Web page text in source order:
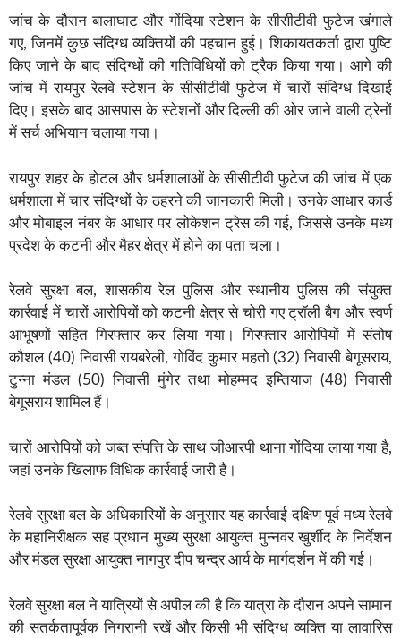
जांच के दौरान बालाघाट और गोंदिया स्टेशन के सीसीटीवी फुटेज खंगाले
गए, जिनमें कुछ संदिग्ध व्यक्तियों की पहचान हुई। शिकायतकर्ता द्वारा पुष्टि
किए जाने के बाद संदिग्धों की गतिविधियों को ट्रैक किया गया। आगे की
जांच में रायपुर रेलवे स्टेशन के सीसीटीवी फुटेज में चारों संदिग्ध दिखाई
दिए। इसके बाद आसपास के स्टेशनों और दिल्ली की ओर जाने वाली ट्रेनों
में सर्च अभियान चलाया गया।
रायपुर शहर के होटल और धर्मशालाओं के सीसीटीवी फुटेज की जांच में एक
धर्मशाला में चार संदिग्धों के ठहरने की जानकारी मिली। उनके आधार कार्ड
और मोबाइल नंबर के आधार पर लोकेशन ट्रेस की गई, जिससे उनके मध्य
प्रदेश के कटनी और मैहर क्षेत्र में होने का पता चला।
रेलवे सुरक्षा बल, शासकीय रेल पुलिस और स्थानीय पुलिस की संयुक्त
कार्रवाई में चारों आरोपियों को कटनी क्षेत्र से चोरी गए ट्रॉली बैग और स्वर्ण
आभूषणों सहित गिरफ्तार कर लिया गया। गिरफ्तार आरोपियों में संतोष
कौशल (40) निवासी रायबरेली, गोविंद कुमार महतो (32) निवासी बेगूसराय,
टुन्ना मंडल (50) निवासी मुंगेर तथा मोहम्मद इम्तियाज (48) निवासी
बेगूसराय शामिल हैं।
चारों आरोपियों को जब्त संपत्ति के साथ जीआरपी थाना गोंदिया लाया गया है,
जहां उनके खिलाफ विधिक कार्रवाई जारी है।
रेलवे सुरक्षा बल के अधिकारियों के अनुसार यह कार्रवाई दक्षिण पूर्व मध्य रेलवे
के महानिरीक्षक सह प्रधान मुख्य सुरक्षा आयुक्त मुन्नवर खुर्शीद के निर्देशन
और मंडल सुरक्षा आयुक्त नागपुर दीप चन्द्र आर्य के मार्गदर्शन में की गई।
रेलवे सुरक्षा बल ने यात्रियों से अपील की है कि यात्रा के दौरान अपने सामान
की सतर्कतापूर्वक निगरानी रखें और किसी भी संदिग्ध व्यक्ति या लावारिस